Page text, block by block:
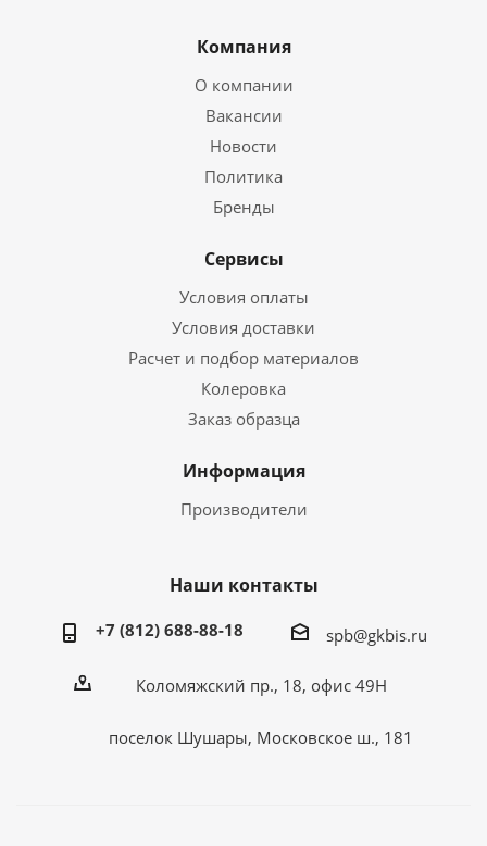
Компания
О компании
Вакансии
Новости
Политика
Бренды
Сервисы
Условия оплаты
Условия доставки
Расчет и подбор материалов
Колеровка
Заказ образца
Информация
Производители
Наши контакты
+7 (812) 688-88-18 spb@gkbis.ru
Коломяжский пр., 18, офис 49Н
поселок Шушары, Московское ш., 181